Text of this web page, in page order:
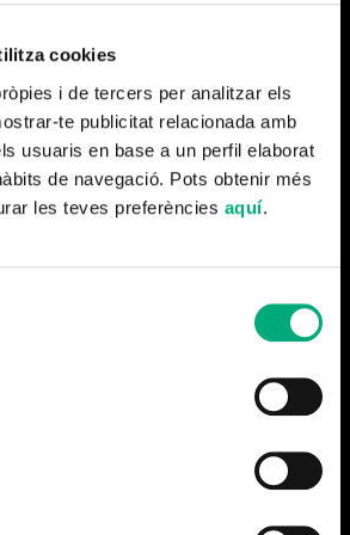
cookies
i de tercers per analitzar els
te publicitat relacionada amb
usuaris en base a un perfil elaborat
de navegació. Pots obtenir més
les teves preferències aquí.
Presidentes del Gobierno
Alcaldes de Barcelona, dos
del Barça y 17
rey Juan Carlos.
mantiene es Leo Messi, que
año que Polònia … aunque
goles (623) que nosotros
el equipo, una manera de trabajar